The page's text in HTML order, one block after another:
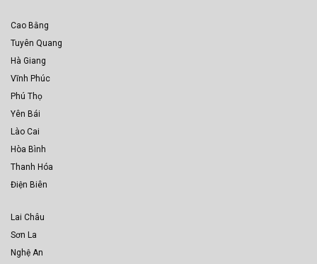
Cao Bằng
Tuyên Quang
Hà Giang
Vĩnh Phúc
Phú Thọ
Yên Bái
Lào Cai
Hòa Bình
Thanh Hóa
Điện Biên
Lai Châu
Sơn La
Nghệ An